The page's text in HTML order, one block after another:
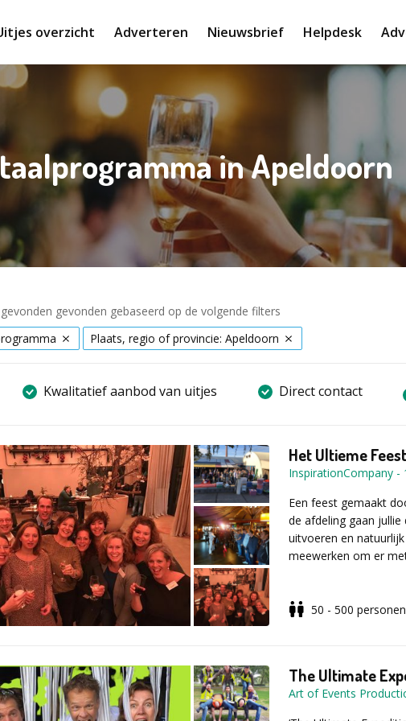
overzicht Adverteren Nieuwsbrief Helpdesk
in Apeldoorn
gevonden gebaseerd op de volgende filters
Plaats, regio of provincie: Apeldoorn
Kwalitatief aanbod van uitjes Direct contact
Het Ultieme Feest
InspirationCompany -
Een feest gemaakt
de afdeling gaan
uitvoeren en
meewerken om er
Er is ontzettend veel
wordt gehouden een
kunnen mensen,
aantal workshops om
50 - 500 personen
The Ultimate
Art of Events